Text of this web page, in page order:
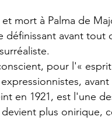
mort à Palma de
définissant avant
pour l'«
en 1921, est l'une
plus onirique,